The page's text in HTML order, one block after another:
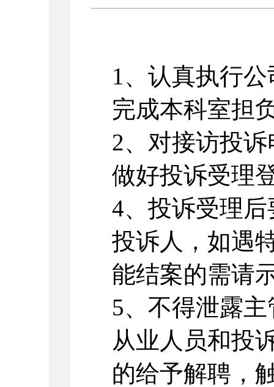
1、认真执行
完成本科室担
2、对接访投
做好投诉受理
4、投诉受理
投诉人，如遇
能结案的需请
5、不得泄露
从业人员和投
的给予解聘，